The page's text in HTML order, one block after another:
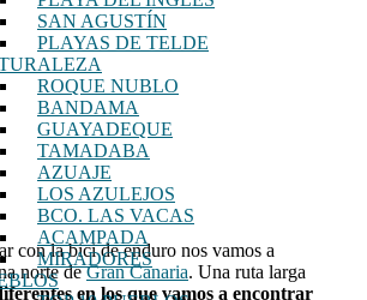
SAN AGUSTÍN
PLAYAS DE TELDE
ROQUE NUBLO
BANDAMA
GUAYADEQUE
TAMADABA
AZUAJE
LOS AZULEJOS
BCO. LAS VACAS
ACAMPADA
MIRADORES
con la bici de enduro nos vamos a
norte deGran Canaria. Una ruta larga
en los que vamos a encontrar